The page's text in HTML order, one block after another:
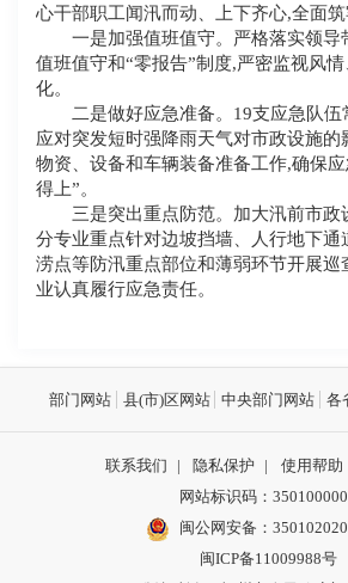
心干部职工闻汛而动、上下齐心,全面筑
一是加强值班值守。严格落实领导
值班值守和“零报告”制度,严密监视风
化。
二是做好应急准备。 19支应急队伍
应对突发短时强降雨天气对市政设施的
物资、设备和车辆装备准备工作,确保
得上”。
三是突出重点防范。 加大汛前市政
分专业重点针对边坡挡墙、人行地下通
涝点等防汛重点部位和薄弱环节开展巡
业认真履行应急责任。
部门网站 县(市)区网站 中央部门网站 各
联系我们 | 隐私保护 | 使用帮助
网站标识码：
闽公网安备：
闽ICP备11009988号